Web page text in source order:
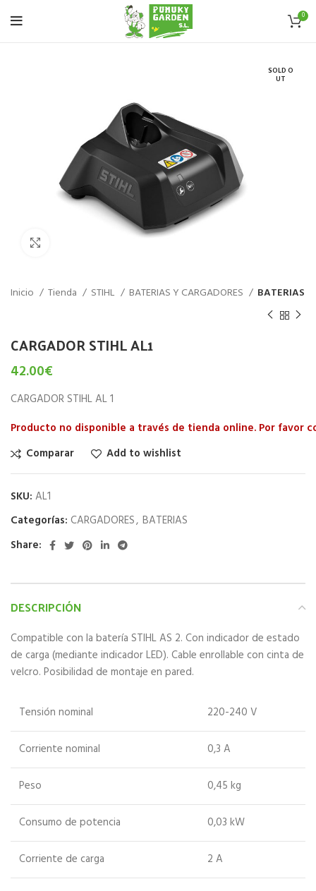
0
SOLD O
UT
Inicio Tienda STIHL BATERIAS Y CARGADORES BATERIAS
CARGADOR STIHL AL1
42.00€
CARGADOR STIHL AL 1
Producto no disponible a través de tienda online. Por favor
Comparar
Add to wishlist
SKU: AL1
Categorías: CARGADORES, BATERIAS
Share:
DESCRIPCIÓN
Compatible con la batería STIHL AS 2. Con indicador de estado
de carga (mediante indicador LED). Cable enrollable con cinta de
velcro. Posibilidad de montaje en pared.
Tensión nominal 220-240 V
Corriente nominal 0,3 A
Peso 0,45 kg
Consumo de potencia 0,03 kW
Corriente de carga 2 A